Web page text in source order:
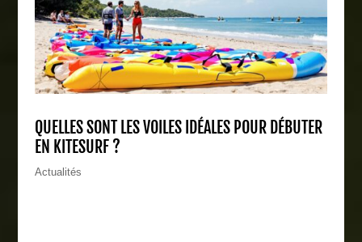
QUELLES SONT LES VOILES IDÉALES POUR DÉBUTER
EN KITESURF ?
Actualités